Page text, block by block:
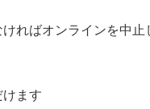
ればオンラインを中止
けます